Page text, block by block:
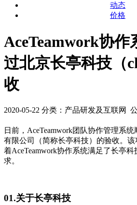
动态
价格
AceTeamwork协作
过北京长亭科技（
收
2020-05-22 分类：产品研发及互联网
日前，AceTeamwork团队协作管理系
有限公司（简称长亭科技）的验收。
着AceTeamwork协作系统满足了长亭
求。
01.关于长亭科技